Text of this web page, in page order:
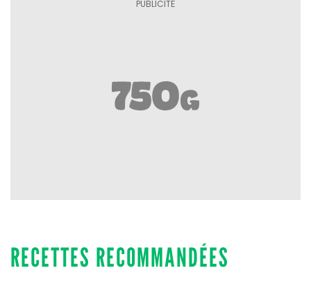
RECETTES RECOMMANDÉES